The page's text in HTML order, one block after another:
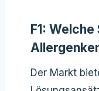
F1:
Der Markt